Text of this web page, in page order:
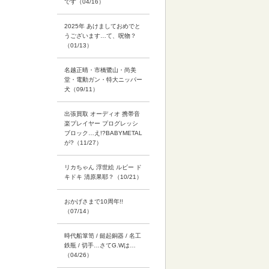
です（04/16）
2025年 あけましておめでと
うございます…て、呪物？
（01/13）
名越正晴・市橋鷺山・尚美
堂・電動ガン・特大ニッパー
犬（09/11）
出張買取 オーディオ 携帯音
楽プレイヤー プログレッシ
ブロック…え!?BABYMETAL
が?（11/27）
リカちゃん 浮世絵 ルビー ド
キドキ 清原果耶？（10/21）
おかげさまで10周年!!
（07/14）
時代船箪笥 / 鎚起銅器 / 名工
鉄瓶 / 切手…さてG.Wは…
（04/26）